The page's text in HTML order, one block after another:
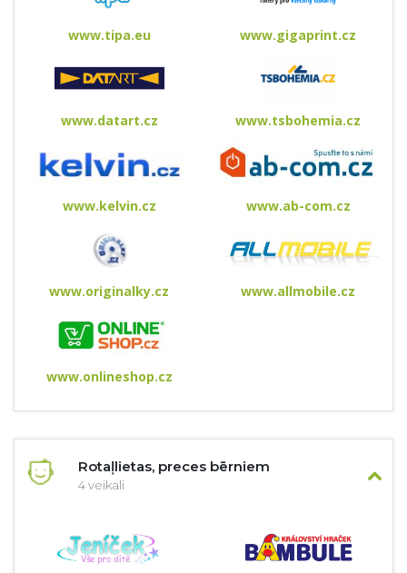
www.tipa.eu www.gigaprint.cz
www.datart.cz www.tsbohemia.cz
www.kelvin.cz www.ab-com.cz
www.originalky.cz www.allmobile.cz
www.onlineshop.cz
Rotaļlietas, preces bērniem
4 veikali